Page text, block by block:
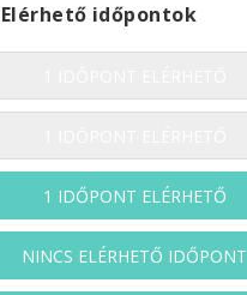
Elérhető időpontok
1 IDŐPONT ELÉRHETŐ
NINCS ELÉRHETŐ IDŐPONT